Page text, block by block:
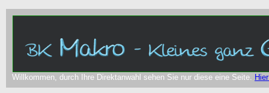
Willkommen, durch Ihre Direktanwahl sehen Sie nur diese eine Seite.